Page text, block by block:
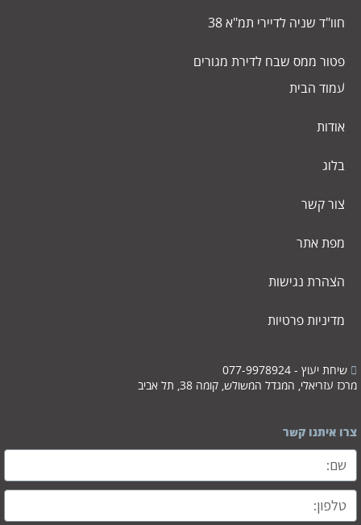
חוו"ד שניה לדיירי תמ"א 38
פטור ממס שבח לדירת מגורים
עמוד הבית
אודות
בלוג
צור קשר
מפת אתר
הצהרת נגישות
מדיניות פרטיות
שיחת יעוץ - 077-9978924
מרכז עזריאלי, המגדל המשולש, קומה 38, תל אביב
צרו איתנו קשר